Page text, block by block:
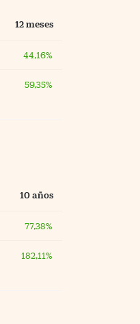
12 meses
44,16%
59,35%
10 años
77,38%
182,11%